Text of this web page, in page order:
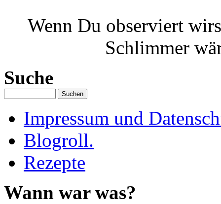
Wenn Du observiert
Schlimmer
Suche
Impressum und
Blogroll.
Rezepte
Wann war was?